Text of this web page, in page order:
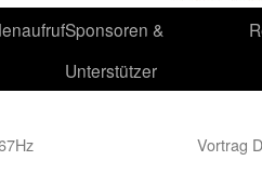
Sponsoren &
Unterstützer
Vortrag